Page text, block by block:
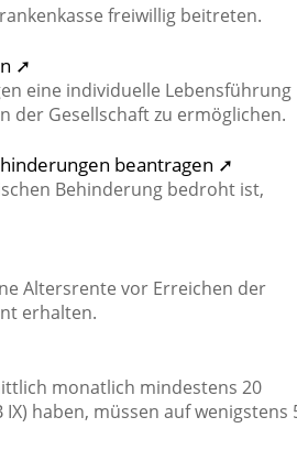
freiwillig beitreten.
➚
eine individuelle Lebensführung
der Gesellschaft zu ermöglichen.
beantragen ➚
Behinderung bedroht ist,
Altersrente vor Erreichen der
erhalten.
monatlich mindestens 20
haben, müssen auf wenigstens